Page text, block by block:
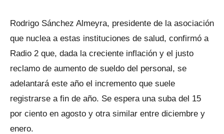
Rodrigo Sánchez Almeyra, presidente de la asociación
que nuclea a estas instituciones de salud, confirmó a
Radio 2 que, dada la creciente inflación y el justo
reclamo de aumento de sueldo del personal, se
adelantará este año el incremento que suele
registrarse a fin de año. Se espera una suba del 15
por ciento en agosto y otra similar entre diciembre y
enero.